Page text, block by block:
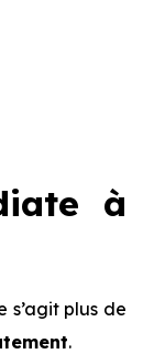
à
s’agit plus de
.